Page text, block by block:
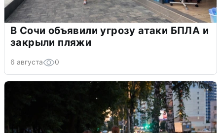
В Сочи объявили угрозу атаки БПЛА и
закрыли пляжи
6 августа 0